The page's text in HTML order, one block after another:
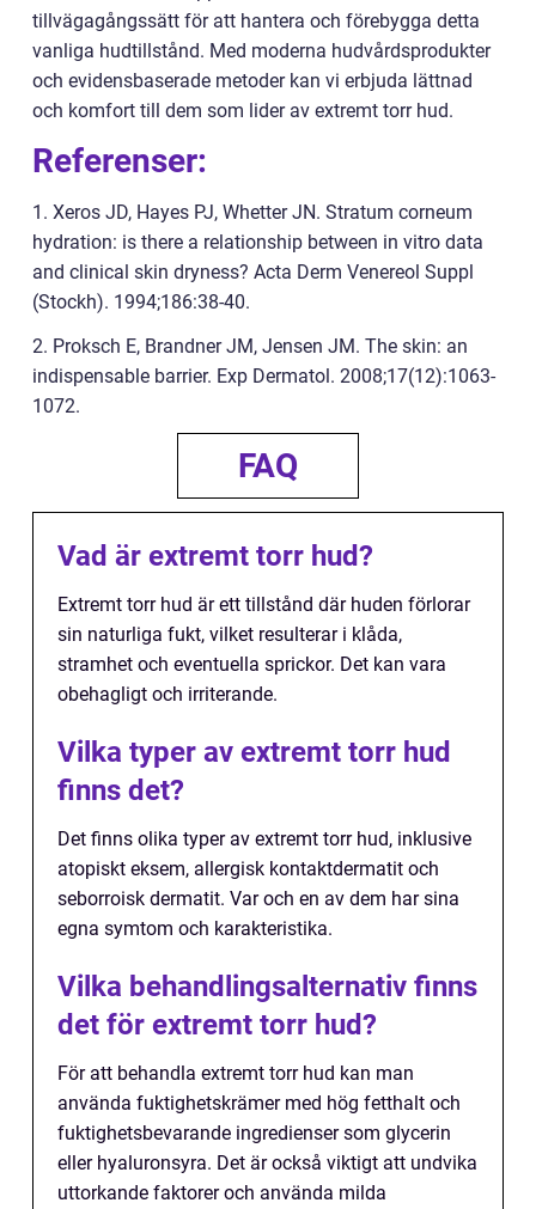
tillvägagångssätt för att hantera och förebygga detta
vanliga hudtillstånd. Med moderna hudvårdsprodukter
och evidensbaserade metoder kan vi erbjuda lättnad
och komfort till dem som lider av extremt torr hud.
Referenser:
1. Xeros JD, Hayes PJ, Whetter JN. Stratum corneum
hydration: is there a relationship between in vitro data
and clinical skin dryness? Acta Derm Venereol Suppl
(Stockh). 1994;186:38-40.
2. Proksch E, Brandner JM, Jensen JM. The skin: an
indispensable barrier. Exp Dermatol. 2008;17(12):1063-
1072.
FAQ
Vad är extremt torr hud?
Extremt torr hud är ett tillstånd där huden förlorar
sin naturliga fukt, vilket resulterar i klåda,
stramhet och eventuella sprickor. Det kan vara
obehagligt och irriterande.
Vilka typer av extremt torr hud
finns det?
Det finns olika typer av extremt torr hud, inklusive
atopiskt eksem, allergisk kontaktdermatit och
seborroisk dermatit. Var och en av dem har sina
egna symtom och karakteristika.
Vilka behandlingsalternativ finns
det för extremt torr hud?
För att behandla extremt torr hud kan man
använda fuktighetskrämer med hög fetthalt och
fuktighetsbevarande ingredienser som glycerin
eller hyaluronsyra. Det är också viktigt att undvika
uttorkande faktorer och använda milda